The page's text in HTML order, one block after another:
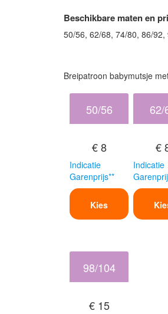
Beschikbare maten en
50/56, 62/68, 74/80, 86/92,
Breipatroon babymutsje
50/56
€ 8
Indicatie
Garenprijs**
Kies
62/
€
Indicatie
98/104
€ 15